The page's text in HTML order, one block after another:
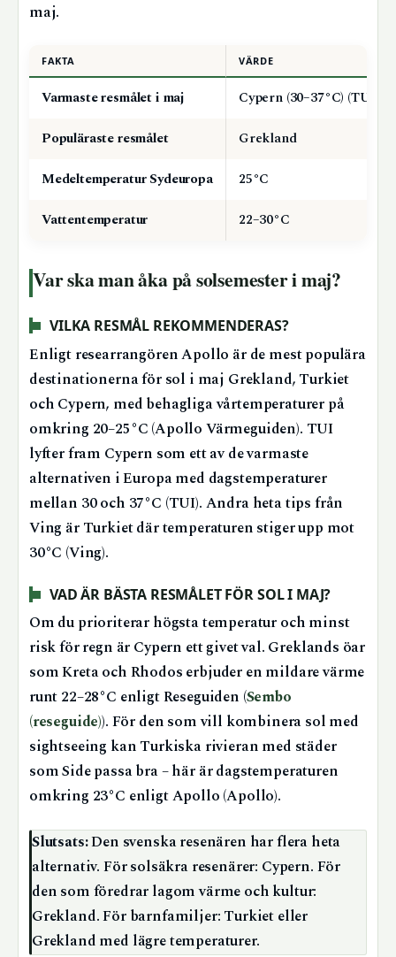
maj.
FAKTA VÄRDE
Varmaste resmålet i maj
Cypern (30–37°C) (TUI)
Populäraste resmålet
Grekland
Medeltemperatur Sydeuropa
25°C
Vattentemperatur
22–30°C
Var ska man åka på solsemester i maj?
VILKA RESMÅL REKOMMENDERAS?
Enligt researrangören Apollo är de mest populära
destinationerna för sol i maj Grekland, Turkiet
och Cypern, med behagliga vårtemperaturer på
omkring 20–25°C (Apollo Värmeguiden). TUI
lyfter fram Cypern som ett av de varmaste
alternativen i Europa med dagstemperaturer
mellan 30 och 37°C (TUI). Andra heta tips från
Ving är Turkiet där temperaturen stiger upp mot
30°C (Ving).
VAD ÄR BÄSTA RESMÅLET FÖR SOL I MAJ?
Om du prioriterar högsta temperatur och minst
risk för regn är Cypern ett givet val. Greklands öar
som Kreta och Rhodos erbjuder en mildare värme
runt 22–28°C enligt Reseguiden (Sembo
(reseguide)). För den som vill kombinera sol med
sightseeing kan Turkiska rivieran med städer
som Side passa bra – här är dagstemperaturen
omkring 23°C enligt Apollo (Apollo).
Slutsats:Den svenska resenären har flera heta
alternativ. För solsäkra resenärer: Cypern. För
den som föredrar lagom värme och kultur:
Grekland. För barnfamiljer: Turkiet eller
Grekland med lägre temperaturer.